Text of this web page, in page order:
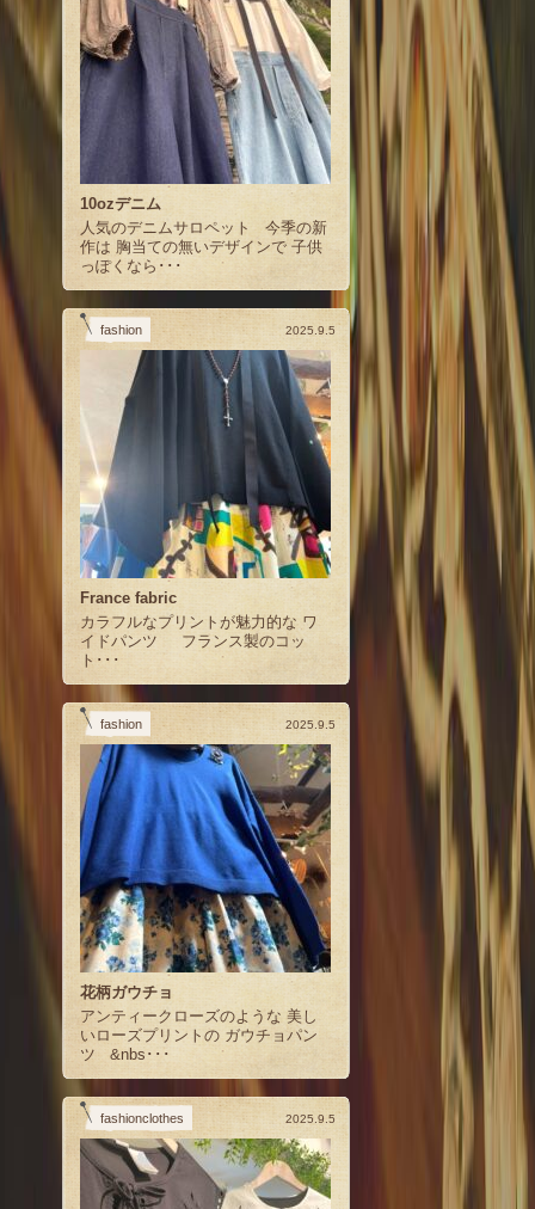
10ozデニム
人気のデニムサロペット 今季の新
作は 胸当ての無いデザインで 子供
っぽくなら･･･
fashion 2025.9.5
France fabric
カラフルなプリントが魅力的な ワ
イドパンツ フランス製のコッ
ト･･･
fashion 2025.9.5
花柄ガウチョ
アンティークローズのような 美し
いローズプリントの ガウチョパン
ツ &nbs･･･
fashionclothes 2025.9.5